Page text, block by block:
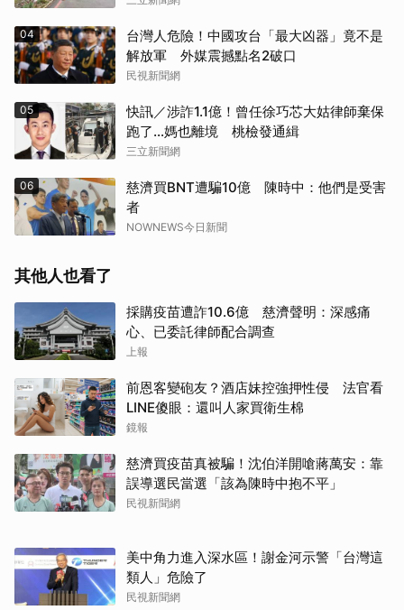
04
台灣人危險！中國攻台「最大凶器」竟不是
解放軍 外媒震撼點名2破口
民視新聞網
05
快訊／涉詐1.1億！曾任徐巧芯大姑律師棄保
跑了…媽也離境 桃檢發通緝
三立新聞網
06
慈濟買BNT遭騙10億 陳時中：他們是受害
者
NOWNEWS今日新聞
其他人也看了
採購疫苗遭詐10.6億 慈濟聲明：深感痛
心、已委託律師配合調查
上報
前恩客變砲友？酒店妹控強押性侵 法官看
LINE傻眼：還叫人家買衛生棉
鏡報
慈濟買疫苗真被騙！沈伯洋開嗆蔣萬安：靠
誤導選民當選「該為陳時中抱不平」
民視新聞網
美中角力進入深水區！謝金河示警「台灣這
類人」危險了
民視新聞網